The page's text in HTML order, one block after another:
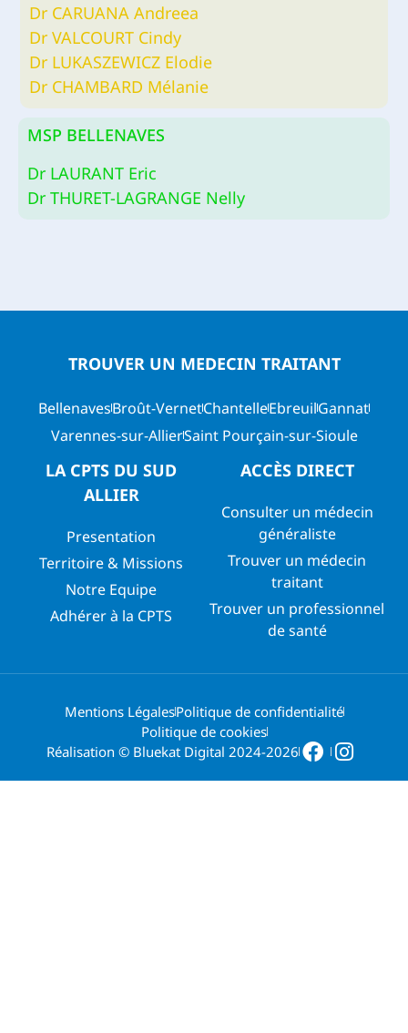
Dr CARUANA Andreea
Dr VALCOURT Cindy
Dr LUKASZEWICZ Elodie
Dr CHAMBARD Mélanie
MSP BELLENAVES
Dr LAURANT Eric
Dr THURET-LAGRANGE Nelly
TROUVER UN MEDECIN TRAITANT
BellenavesBroût-VernetChantelleEbreuilGannat
Varennes-sur-AllierSaint Pourçain-sur-Sioule
LA CPTS DU SUD
ALLIER
Presentation
Territoire & Missions
Notre Equipe
Adhérer à la CPTS
ACCÈS DIRECT
Consulter un médecin
généraliste
Trouver un médecin
traitant
Trouver un professionnel
de santé
Mentions LégalesPolitique de confidentialité
Politique de cookies
Réalisation © Bluekat Digital 2024-2026